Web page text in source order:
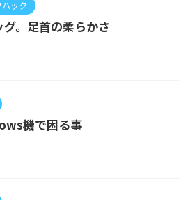
ハック
グ。足首の柔らかさ
機で困る事